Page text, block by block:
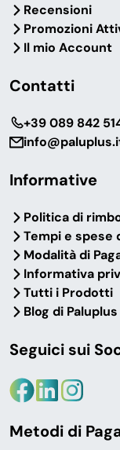
A chi si
Famiglie
organizer,
Bar, ristoranti,
d’attesa
Sedie in
resistente
indoor/outdoor
Organizer,
riscaldamento,
biancheria
Recensioni
Promozioni
Il mio Account
Contatti
‎+39 089 842
Informative
Politica di
Tempi e spese
Modalità di
Informativa
Tutti i Prodotti
Blog di Paluplus
Seguici sui
Metodi di